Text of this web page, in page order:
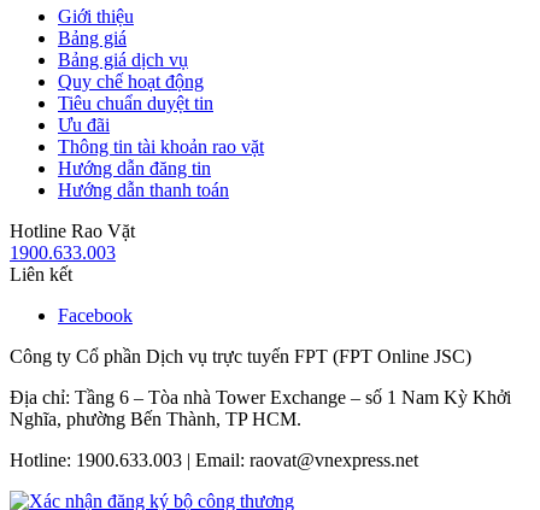
Giới thiệu
Bảng giá
Bảng giá dịch vụ
Quy chế hoạt động
Tiêu chuẩn duyệt tin
Ưu đãi
Thông tin tài khoản rao vặt
Hướng dẫn đăng tin
Hướng dẫn thanh toán
Hotline Rao Vặt
1900.633.003
Liên kết
Facebook
Công ty Cổ phần Dịch vụ trực tuyến FPT (FPT Online JSC)
Địa chỉ: Tầng 6 – Tòa nhà Tower Exchange – số 1 Nam Kỳ Khởi
Nghĩa, phường Bến Thành, TP HCM.
Hotline: 1900.633.003 | Email: raovat@vnexpress.net